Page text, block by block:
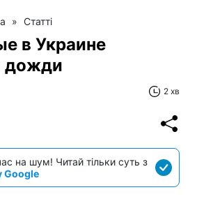
» Статті
в Украине
дожди
2 хв
на шум! Читай тільки суть з
Google